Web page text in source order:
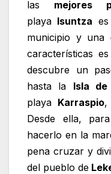
las mejores
playa Isuntza
municipio y una
características
descubre un
hasta la Isla de
playa Karraspio,
Desde ella,
hacerlo en la
pena cruzar y
del pueblo de